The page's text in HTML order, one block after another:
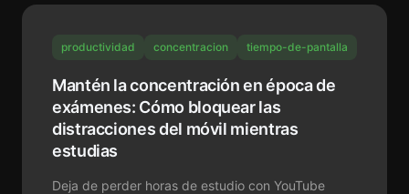
productividad concentracion tiempo-de-pantalla
Mantén la concentración en época de
exámenes: Cómo bloquear las
distracciones del móvil mientras
estudias
Deja de perder horas de estudio con YouTube